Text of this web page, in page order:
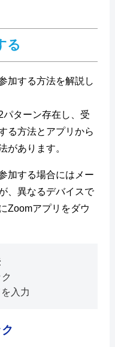
る
加する方法を解説し
パターン存在し、受
る方法とアプリから
があります。
加する場合にはメー
、異なるデバイスで
Zoomアプリをダウ
入力